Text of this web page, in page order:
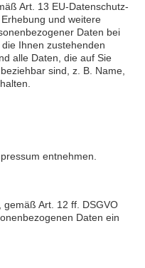
Art. 13 EU-Datenschutz-
und weitere
Daten bei
Ihnen zustehenden
alle Daten, die auf Sie
sind, z. B. Name,
entnehmen.
Art. 12 ff. DSGVO
Daten ein